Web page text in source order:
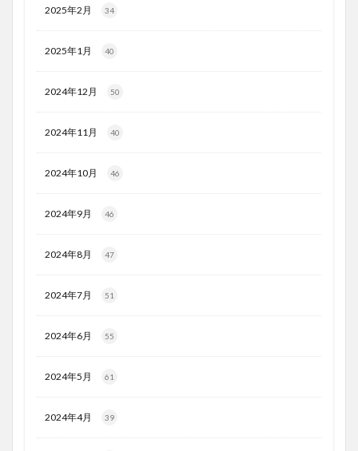
2025年2月 34
2025年1月 40
2024年12月 50
2024年11月 40
2024年10月 46
2024年9月 46
2024年8月 47
2024年7月 51
2024年6月 55
2024年5月 61
2024年4月 39